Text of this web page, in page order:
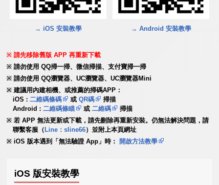
→ iOS 安裝教學 → Android 安裝教學
請先移除舊版 APP 再重新下載
請勿使用 QQ掃一掃、微信掃描、支付寶掃一掃
請勿使用 QQ瀏覽器、UC瀏覽器、UC瀏覽器Mini
建議用內建相機、或推薦的掃碼APP：
iOS :二維碼條碼 或QR碼
掃描
Android :二維碼條瞄 或二維碼
掃描
若 APP 無法更新或下載，請先刪除再重新安裝。仍無法解決問題，請
聯繫客服（ Line：sline66）並附上本頁網址
iOS 版本遇到「無法驗證 App」時：
開啟方法教學
iOS 版安裝教學